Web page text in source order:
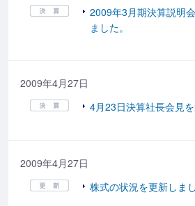
2009年3月期決算説明
ました。
2009年4月27日
4月23日決算社長会見を
2009年4月27日
株式の状況を更新しまし